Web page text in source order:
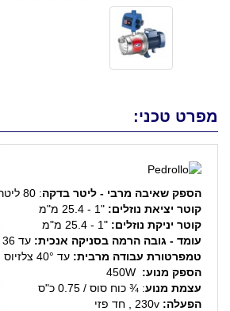
מפרט טכני:
הספק שאיבה מרבי - ליטר בדקה: 80 ליטר
קוטר יציאת נוזלים: "1 - 25.4 מ"מ
קוטר יניקת נוזלים: "1 - 25.4 מ"מ
עומד - גובה הרמה בסניקה אנכית: עד 36 מטר
טמפרטורת עבודה מרבית: עד 40° צלזיוס
הספק מנוע:
עצמת מנוע: ¾ כוח סוס / 0.75 כ"ס
הפעלה: